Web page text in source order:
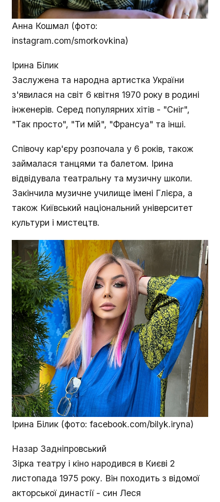
Анна Кошмал (фото:
instagram.com/smorkovkina)
Ірина Білик
Заслужена та народна артистка України
з'явилася на світ 6 квітня 1970 року в родині
інженерів. Серед популярних хітів - "Сніг",
"Так просто", "Ти мій", "Франсуа" та інші.
Співочу кар'єру розпочала у 6 років, також
займалася танцями та балетом. Ірина
відвідувала театральну та музичну школи.
Закінчила музичне училище імені Глієра, а
також Київський національний університет
культури і мистецтв.
Ірина Білик (фото: facebook.com/bilyk.iryna)
Назар Задніпровський
Зірка театру і кіно народився в Києві 2
листопада 1975 року. Він походить з відомої
акторської династії - син Леся